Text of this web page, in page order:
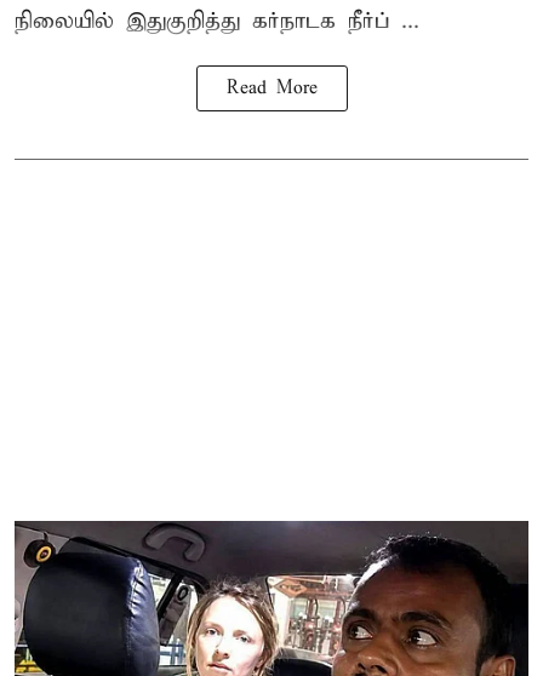
நிலையில் இதுகுறித்து கர்நாடக நீர்ப் ...
Read More